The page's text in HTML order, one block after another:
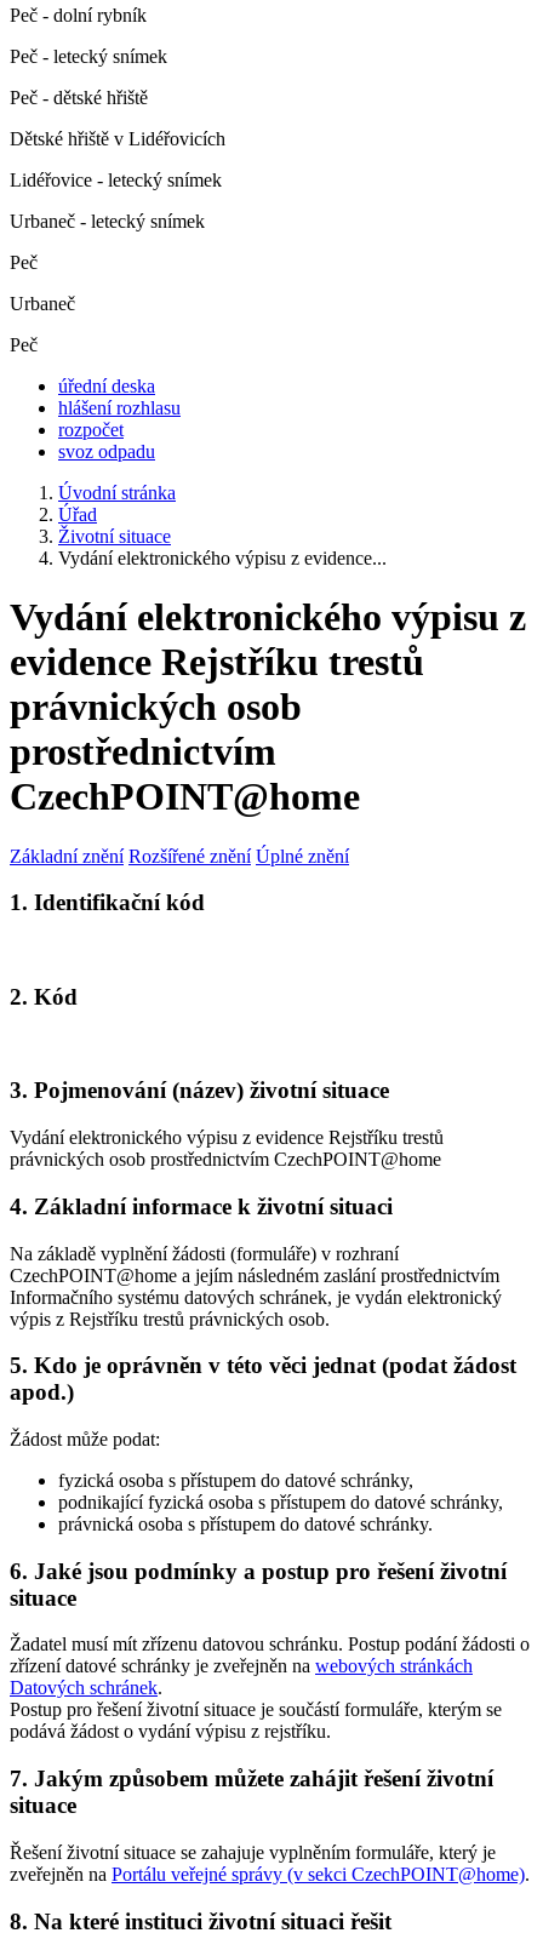
Peč - dolní rybník
Peč - letecký snímek
Peč - dětské hřiště
Dětské hřiště v Lidéřovicích
Lidéřovice - letecký snímek
Urbaneč - letecký snímek
Peč
Urbaneč
Peč
úřední deska
hlášení rozhlasu
rozpočet
svoz odpadu
Úvodní stránka
Úřad
Životní situace
Vydání elektronického výpisu z evidence...
Vydání elektronického výpisu z
evidence Rejstříku trestů
právnických osob
prostřednictvím
CzechPOINT@home
Základní znění Rozšířené znění Úplné znění
1. Identifikační kód
2. Kód
3. Pojmenování (název) životní situace
Vydání elektronického výpisu z evidence Rejstříku trestů
právnických osob prostřednictvím CzechPOINT@home
4. Základní informace k životní situaci
Na základě vyplnění žádosti (formuláře) v rozhraní
CzechPOINT@home a jejím následném zaslání prostřednictvím
Informačního systému datových schránek, je vydán elektronický
výpis z Rejstříku trestů právnických osob.
5. Kdo je oprávněn v této věci jednat (podat žádost
apod.)
Žádost může podat:
fyzická osoba s přístupem do datové schránky,
podnikající fyzická osoba s přístupem do datové schránky,
právnická osoba s přístupem do datové schránky.
6. Jaké jsou podmínky a postup pro řešení životní
situace
Žadatel musí mít zřízenu datovou schránku. Postup podání žádosti o
zřízení datové schránky je zveřejněn na webových stránkách
Datových schránek.
Postup pro řešení životní situace je součástí formuláře, kterým se
podává žádost o vydání výpisu z rejstříku.
7. Jakým způsobem můžete zahájit řešení životní
situace
Řešení životní situace se zahajuje vyplněním formuláře, který je
zveřejněn na Portálu veřejné správy (v sekci CzechPOINT@home).
8. Na které instituci životní situaci řešit